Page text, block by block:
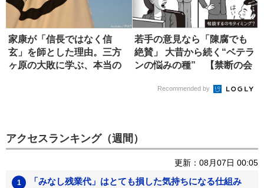
家康が「信長ではなく信
玄」を師とした理由。三方
ヶ原の大敗に学ぶ、本当の
若手の意見なら「陳腐でも
絶賛」 大昔から続く“ベテラ
ンの悩みの種” 【禁断の会
Recommended by
アクセスランキング（週間）
更新：08月07日 00:05
「みなし残業代」はとても損した気持ちになる仕組み